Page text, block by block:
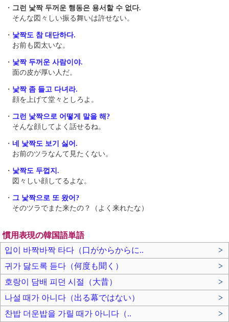
・ 그런 낯짝 두꺼운 행동은 용서할 수 없다.
そんな図々しい振る舞いは許せない。
・ 낯짝도 참 대단하다.
お前も図太いな。
・ 낯짝 두꺼운 사람이야.
面の皮が厚い人だ。
・ 낯짝 좀 들고 다녀라.
顔を上げて堂々としろよ。
・ 그런 낯짝으로 어떻게 말을 해?
そんな顔してよく話せるね。
・ 네 낯짝도 보기 싫어.
お前のツラなんて見たくない。
・ 낯짝도 두껍지.
図々しい顔してるよな。
・ 그 낯짝으로 또 왔어?
そのツラでまた来たの？（よく来れたな）
慣用表現の韓国語単語
입이 바짝바짝 타다（口がからからに..
>
귀가 닳도록 듣다（何度も聞く）
>
호랑이 담배 피던 시절（大昔）
>
나설 때가 아니다（出る幕ではない）
>
찬밥 더운밥을 가릴 때가 아니다（..
>